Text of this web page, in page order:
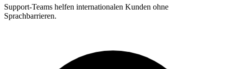
Support-Teams helfen internationalen Kunden ohne
Sprachbarrieren.